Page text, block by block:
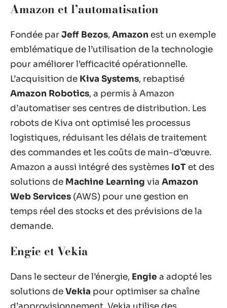
Amazon et l’automatisation
Fondée parJeff Bezos,Amazon est un exemple
emblématique de l’utilisation de la technologie
pour améliorer l’efficacité opérationnelle.
L’acquisition de Kiva Systems, rebaptisé
Amazon Robotics, a permis à Amazon
d’automatiser ses centres de distribution. Les
robots de Kiva ont optimisé les processus
logistiques, réduisant les délais de traitement
des commandes et les coûts de main-d’œuvre.
Amazon a aussi intégré des systèmes IoT et des
solutions de Machine Learning via Amazon
Web Services (AWS) pour une gestion en
temps réel des stocks et des prévisions de la
demande.
Engie et Vekia
Dans le secteur de l’énergie, Engie a adopté les
solutions deVekia pour optimiser sa chaîne